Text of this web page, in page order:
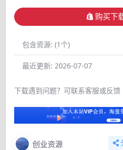
购买下
包含资源: (1个)
最近更新: 2026-07-07
下载遇到问题？可联系客服或反馈
创业资源